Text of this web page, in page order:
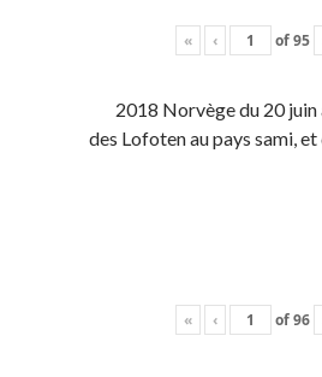
« ‹ of95
2018 Norvège du 20 juin
des Lofoten au pays sami,
« ‹ of96